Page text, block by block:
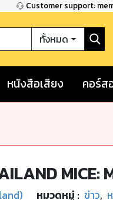
Customer support:
ทั้งหมด
หนังสือเสียง คอร์ส
MICE:
หมวดหมู่ : ข่าว,